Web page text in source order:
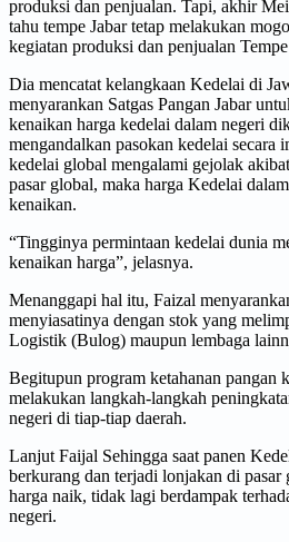
produksi dan penjualan. Tapi, akhir
tahu tempe Jabar tetap melakukan
kegiatan produksi dan penjualan
Dia mencatat kelangkaan Kedelai di
menyarankan Satgas Pangan Jabar
kenaikan harga kedelai dalam negeri
mengandalkan pasokan kedelai secara
kedelai global mengalami gejolak
pasar global, maka harga Kedelai
kenaikan.
“Tingginya permintaan kedelai dunia
kenaikan harga”, jelasnya.
Menanggapi hal itu, Faizal
menyiasatinya dengan stok yang
Logistik (Bulog) maupun lembaga
Begitupun program ketahanan pangan
melakukan langkah-langkah
negeri di tiap-tiap daerah.
Lanjut Faijal Sehingga saat panen
berkurang dan terjadi lonjakan di pasar
harga naik, tidak lagi berdampak
negeri.